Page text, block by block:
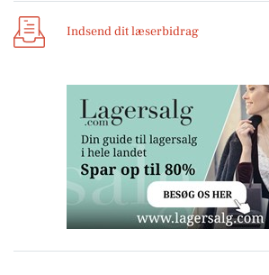
Indsend dit læserbidrag